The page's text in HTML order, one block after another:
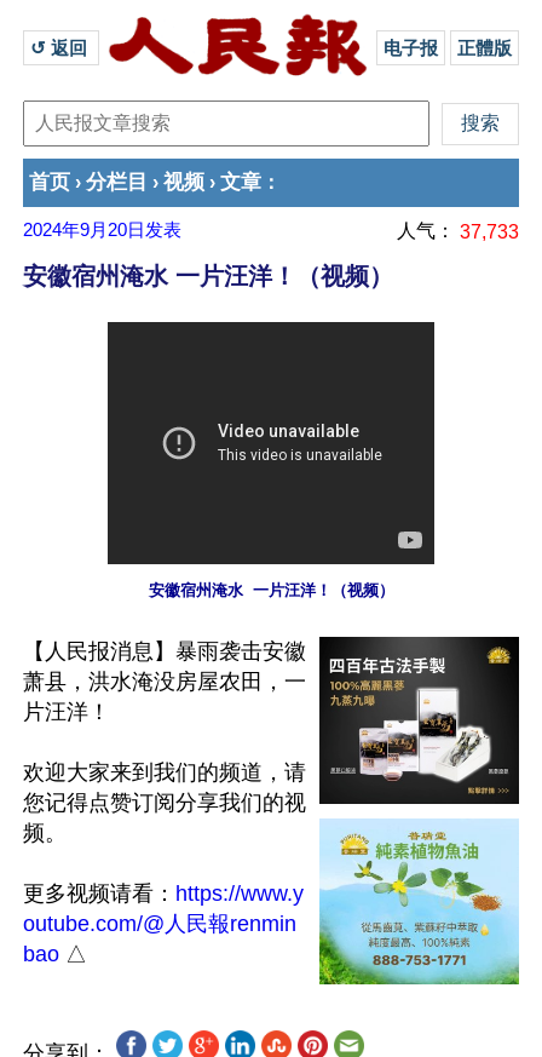
↺ 返回 电子报 正體版
首页 › 分栏目 › 视频 › 文章 ：
2024年9月20日 发表 人气： 37,733
安徽宿州淹水 一片汪洋！（视频）
安徽宿州淹水  一片汪洋！（视频）
【人民报消息】暴雨袭击安徽
萧县，洪水淹没房屋农田，一
片汪洋！
欢迎大家来到我们的频道，请
您记得点赞订阅分享我们的视
频。
更多视频请看： https://www.y
outube.com/@人民報renmin
bao